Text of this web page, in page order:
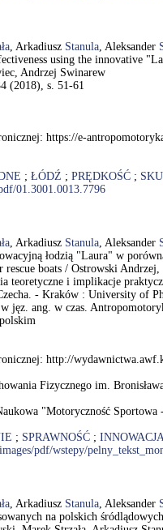
, Arkadiusz Stanula, Aleksander
using the innovative
Andrzej Swinarew
(2018), s. 51-61
https://e-
; ŁÓDŹ ; PRĘDKOŚĆ ;
01.3001.0013.7796
, Arkadiusz Stanula, Aleksander
łodzią "Laura" w
boats / Ostrowski
teoretyczne i implikacje
- Kraków : University of
jęz. ang. w czas.
http://
Fizycznego im.
"Motoryczność
; SPRAWNOŚĆ ; INNOWACJA
pdf/wstepy/
, Arkadiusz Stanula, Aleksander
na polskich